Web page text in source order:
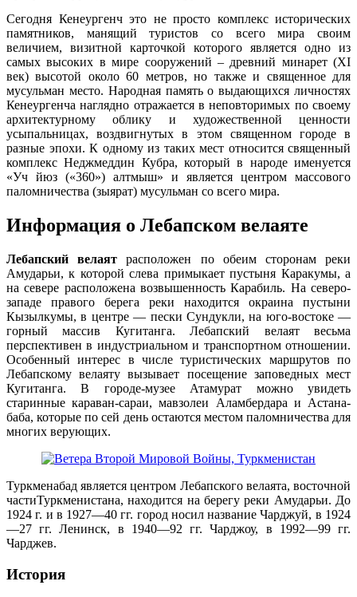
Сегодня Кенеургенч это не просто комплекс исторических
памятников, манящий туристов со всего мира своим
величием, визитной карточкой которого является одно из
самых высоких в мире сооружений – древний минарет (XI
век) высотой около 60 метров, но также и священное для
мусульман место. Народная память о выдающихся личностях
Кенеургенча наглядно отражается в неповторимых по своему
архитектурному облику и художественной ценности
усыпальницах, воздвигнутых в этом священном городе в
разные эпохи. К одному из таких мест относится священный
комплекс Неджмеддин Кубра, который в народе именуется
«Уч йюз («360») алтмыш» и является центром массового
паломничества (зыярат) мусульман со всего мира.
Информация о Лебапском велаяте
Лебапский велаят расположен по обеим сторонам реки
Амударьи, к которой слева примыкает пустыня Каракумы, а
на севере расположена возвышенность Карабиль. На северо-
западе правого берега реки находится окраина пустыни
Кызылкумы, в центре — пески Сундукли, на юго-востоке —
горный массив Кугитанга. Лебапский велаят весьма
перспективен в индустриальном и транспортном отношении.
Особенный интерес в числе туристических маршрутов по
Лебапскому велаяту вызывает посещение заповедных мест
Кугитанга. В городе-музее Атамурат можно увидеть
старинные караван-сараи, мавзолеи Аламбердара и Астана-
баба, которые по сей день остаются местом паломничества для
многих верующих.
Туркменабад является центром Лебапского велаята, восточной
частиТуркменистана, находится на берегу реки Амударьи. До
1924 г. и в 1927—40 гг. город носил название Чарджуй, в 1924
—27 гг. Ленинск, в 1940—92 гг. Чарджоу, в 1992—99 гг.
Чарджев.
История